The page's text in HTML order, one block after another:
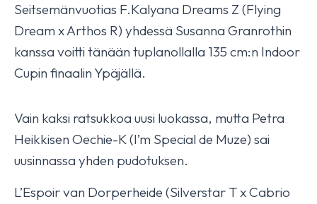
Seitsemänvuotias F.Kalyana Dreams Z (Flying
Dream x Arthos R) yhdessä Susanna Granrothin
kanssa voitti tänään tuplanollalla 135 cm:n Indoor
Cupin finaalin Ypäjällä.
Vain kaksi ratsukkoa uusi luokassa, mutta Petra
Heikkisen Oechie-K (I’m Special de Muze) sai
uusinnassa yhden pudotuksen.
L’Espoir van Dorperheide (Silverstar T x Cabrio